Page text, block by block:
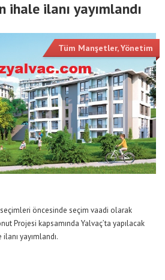
ihale ilanı yayımlandı
Tüm Manşetler,Yönetim
öncesinde seçim vaadi olarak
Projesi kapsamında Yalvaç’ta yapılacak
yayımlandı.